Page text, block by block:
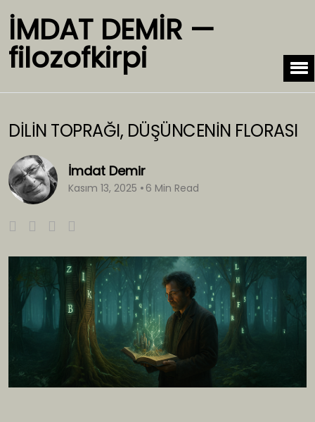
İMDAT DEMİR —
filozofkirpi
DİLİN TOPRAĞI, DÜŞÜNCENİN FLORASI
İmdat Demir
Kasım 13, 2025 6 Min Read